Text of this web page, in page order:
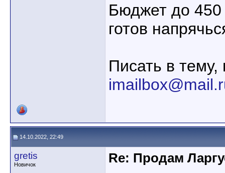
Бюджет до 450
готов
Писать в тему,
14.10.2022, 22:49
gretis
Новичок
Re: Продам